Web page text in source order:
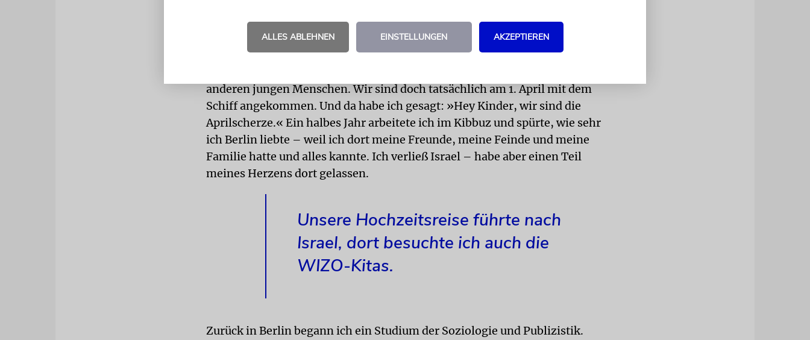
mich besonders gefreut, später mit dem Verdienstorden des Landes Berlin
ausgezeichnet zu werden. Aber nach dem Abitur dachte ich, vielleicht
solltest du doch mal versuchen, woanders zu leben. 1966 bin ich mit der
anderen jungen Menschen. Wir sind doch tatsächlich am 1. April mit dem
Schiff angekommen. Und da habe ich gesagt: »Hey Kinder, wir sind die
Aprilscherze.« Ein halbes Jahr arbeitete ich im Kibbuz und spürte, wie sehr
ich Berlin liebte – weil ich dort meine Freunde, meine Feinde und meine
Familie hatte und alles kannte. Ich verließ Israel – habe aber einen Teil
meines Herzens dort gelassen.
Unsere Hochzeitsreise führte nach
Israel, dort besuchte ich auch die
WIZO-Kitas.
Zurück in Berlin begann ich ein Studium der Soziologie und Publizistik.
ALLES ABLEHNEN EINSTELLUNGEN AKZEPTIEREN